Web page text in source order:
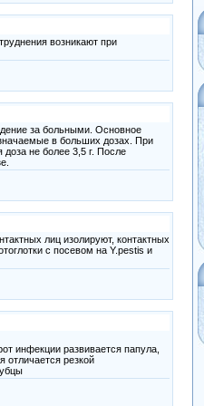
возникают при
за больными. Основное
в больших дозах. При
не более 3,5 г. После
лиц изолируют, контактных
с посевом на Y.pestis и
инфекции развивается папула,
отличается резкой